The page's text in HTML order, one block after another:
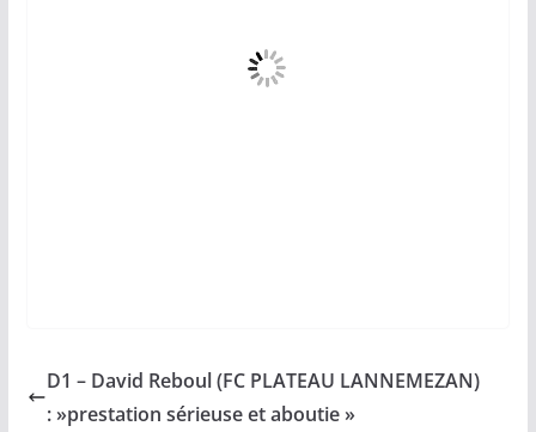
D1 – David Reboul (FC PLATEAU LANNEMEZAN)
: »prestation sérieuse et aboutie »